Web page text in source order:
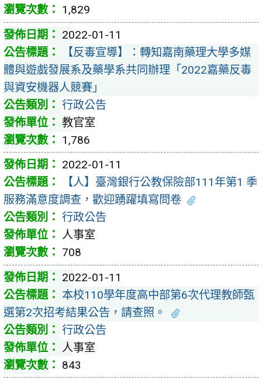
1,829
2022-01-11
【反毒宣導】：轉知嘉南藥理大學多媒
體與遊戲發展系及藥學系共同辦理「2022嘉藥反毒
與資安機器人競賽」
行政公告
教官室
1,786
2022-01-11
【人】臺灣銀行公教保險部111年第1 季
服務滿意度調查，歡迎踴躍填寫問卷
行政公告
人事室
708
2022-01-11
本校110學年度高中部第6次代理教師甄
選第2次招考結果公告，請查照。
行政公告
人事室
843